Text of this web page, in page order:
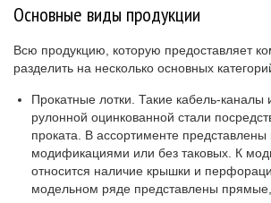
Основные виды продукции
Всю продукцию, которую предоставляет
разделить на несколько основных
Прокатные лотки. Такие кабель-каналы
рулонной оцинкованной стали
проката. В ассортименте представлены
модификациями или без таковых. К
относится наличие крышки и
модельном ряде представлены прямые,